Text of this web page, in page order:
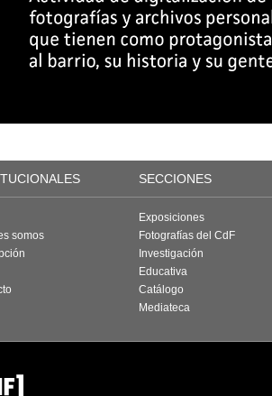
SECCIONES
somos
Exposiciones
Fotografías del CdF
Investigación
Educativa
Catálogo
Mediateca